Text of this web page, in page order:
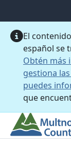
El
español se
Obtén más
gestiona
puedes
que